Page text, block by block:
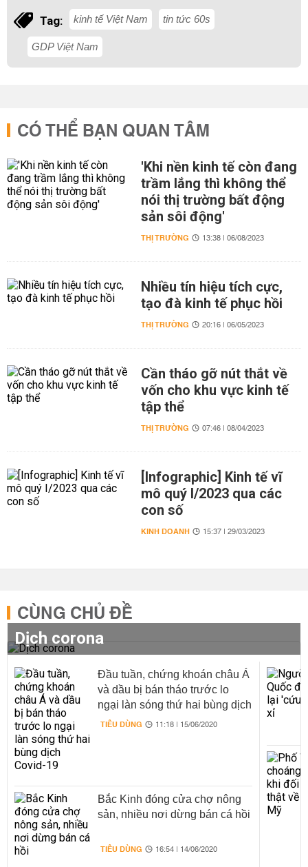
Tag: kinh tế Việt Nam tin tức 60s
GDP Việt Nam
CÓ THỂ BẠN QUAN TÂM
'Khi nền kinh tế còn đang
trầm lắng thì không thể
nói thị trường bất động
sản sôi động'
THỊ TRƯỜNG 13:38 | 06/08/2023
Nhiều tín hiệu tích cực,
tạo đà kinh tế phục hồi
THỊ TRƯỜNG 20:16 | 06/05/2023
Cần tháo gỡ nút thắt về
vốn cho khu vực kinh tế
tập thể
THỊ TRƯỜNG 07:46 | 08/04/2023
[Infographic] Kinh tế vĩ
mô quý I/2023 qua các
con số
KINH DOANH 15:37 | 29/03/2023
CÙNG CHỦ ĐỀ
Dịch corona
Đầu tuần, chứng khoán châu Á
và dầu bị bán tháo trước lo
ngại làn sóng thứ hai bùng dịch
Covid-19
TIÊU DÙNG 11:18 | 15/06/2020
Bắc Kinh đóng cửa chợ nông
sản, nhiều nơi dừng bán cá hồi
TIÊU DÙNG 16:54 | 14/06/2020